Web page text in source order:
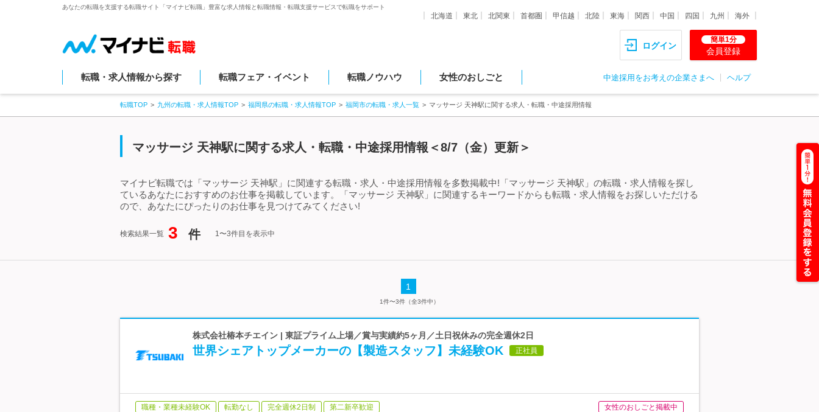
あなたの転職を支援する転職サイト「マイナビ転職」豊富な求人情報と転職情報・転職支援サービスで転職をサポート
北海道 東北 北関東 首都圏 甲信越 北陸 東海 関西 中国 四国 九州 海外
ログイン
簡単1分
会員登録
転職・求人情報から探す 転職フェア・イベント 転職ノウハウ 女性のおしごと 中途採用をお考えの企業さまへ ヘルプ
転職TOP 九州の転職・求人情報TOP 福岡県の転職・求人情報TOP 福岡市の転職・求人一覧 マッサージ 天神駅に関する求人・転職・中途採用情報
マッサージ 天神駅に関する求人・転職・中途採用情報＜8/7（金）更新＞
マイナビ転職では「マッサージ 天神駅」に関連する転職・求人・中途採用情報を多数掲載中!「マッサージ 天神駅」の転職・求人情報を探し
ているあなたにおすすめのお仕事を掲載しています。「マッサージ 天神駅」に関連するキーワードからも転職・求人情報をお探しいただける
ので、あなたにぴったりのお仕事を見つけてみてください!
検索結果一覧 3 件 1〜3件目を表示中
1
1件〜3件（全3件中）
株式会社椿本チエイン | 東証プライム上場／賞与実績約5ヶ月／土日祝休みの完全週休2日
世界シェアトップメーカーの【製造スタッフ】未経験OK 正社員
職種・業種未経験OK 転勤なし 完全週休2日制 第二新卒歓迎 女性のおしごと掲載中